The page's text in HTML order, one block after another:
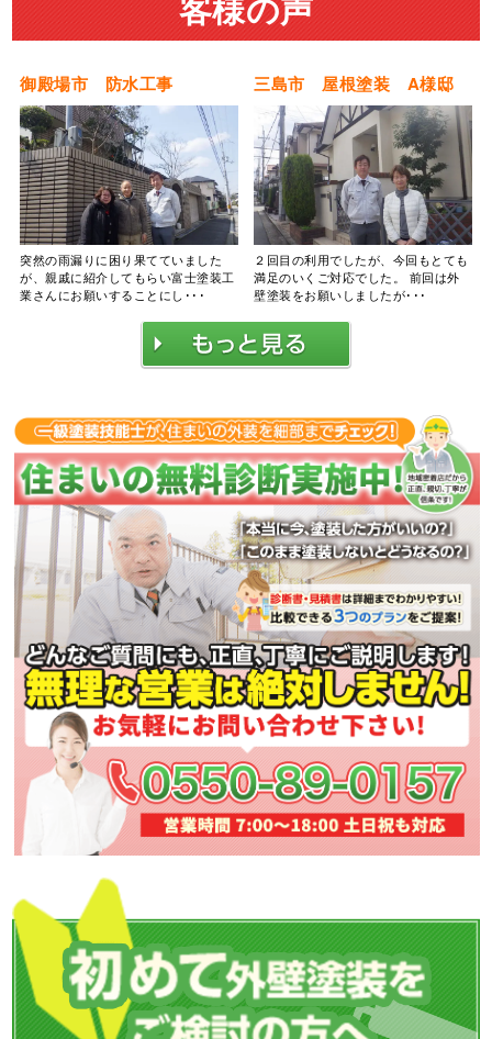
御殿場市 防水工事
突然の雨漏りに困り果てていました
が、親戚に紹介してもらい富士塗装工
業さんにお願いすることにし･･･
三島市 屋根塗装 A様邸
２回目の利用でしたが、今回もとても
満足のいくご対応でした。 前回は外
壁塗装をお願いしましたが･･･